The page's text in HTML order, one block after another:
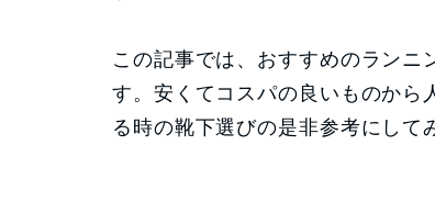
この記事では、おすすめのランニ
す。安くてコスパの良いものから
る時の靴下選びの是非参考にして